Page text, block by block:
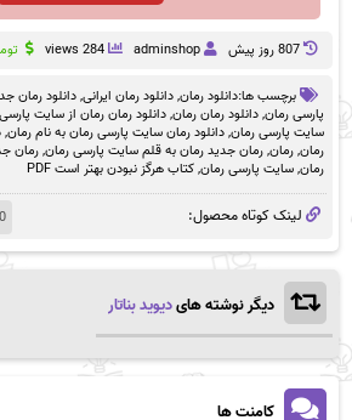
807 روز پيش adminshop
284 views
برچسب ها:دانلود رمان,دانلود رمان ایرانی,دانلود رمان
پارسی رمان,دانلود رمان رمان,دانلود رمان رمان از سایت
سایت پارسی رمان,دانلود رمان سایت پارسی رمان به نام رمان,
رمان,رمان,رمان جدید رمان به قلم سایت پارسی رمان,رمان
رمان,سایت پارسی رمان,کتاب هرگز نبودن بهتر است PDF
لینک کوتاه محصول:
دیگر نوشته هایدیوید بناتار
کامنت ها